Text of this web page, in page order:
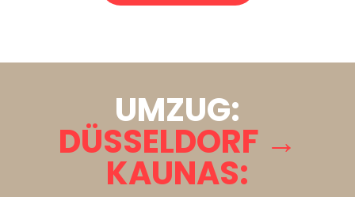
UMZUG:
DÜSSELDORF →
KAUNAS: